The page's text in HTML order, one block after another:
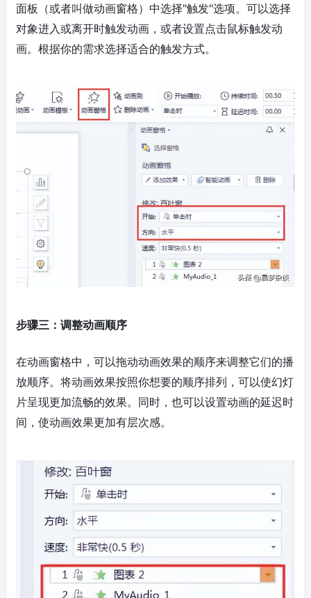
面板（或者叫做动画窗格）中选择"触发"选项。可以选择
对象进入或离开时触发动画，或者设置点击鼠标触发动
画。根据你的需求选择适合的触发方式。
步骤三：调整动画顺序
在动画窗格中，可以拖动动画效果的顺序来调整它们的播
放顺序。将动画效果按照你想要的顺序排列，可以使幻灯
片呈现更加流畅的效果。同时，也可以设置动画的延迟时
间，使动画效果更加有层次感。